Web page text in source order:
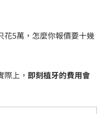
花5萬，怎麼你報價要十幾
上， 即刻植牙的費用會